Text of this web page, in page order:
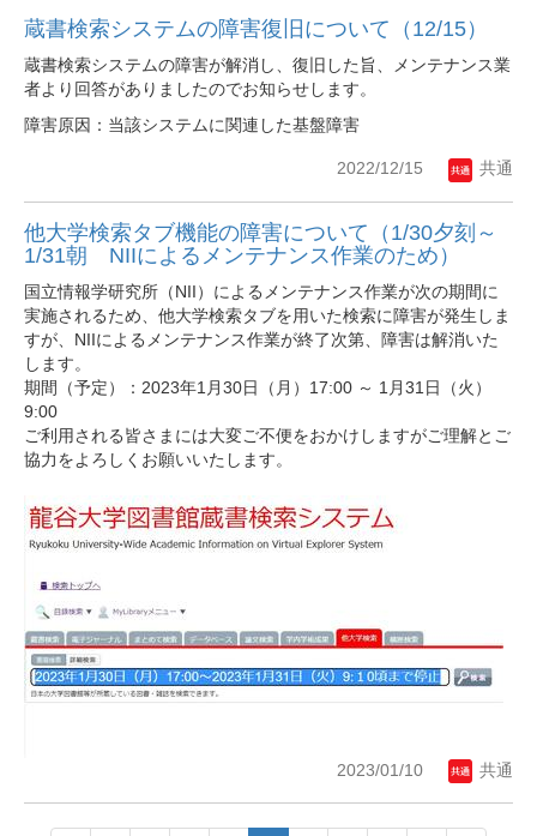
蔵書検索システムの障害復旧について（12/15）
蔵書検索システムの障害が解消し、復旧した旨、メンテナンス業
者より回答がありましたのでお知らせします。
障害原因：当該システムに関連した基盤障害
2022/12/15 共通
他大学検索タブ機能の障害について（1/30夕刻～
1/31朝 NIIによるメンテナンス作業のため）
国立情報学研究所（NII）によるメンテナンス作業が次の期間に
実施されるため、他大学検索タブを用いた検索に障害が発生しま
すが、NIIによるメンテナンス作業が終了次第、障害は解消いた
します。
期間（予定）：2023年1月30日（月）17:00 ～ 1月31日（火）
9:00
ご利用される皆さまには大変ご不便をおかけしますがご理解とご
協力をよろしくお願いいたします。
2023/01/10 共通